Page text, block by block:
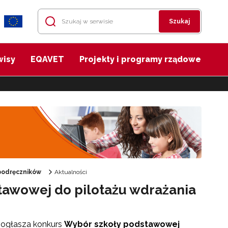
Szukaj
EQAVET Projekty i programy rządowe
Aktualności
do pilotażu wdrażania
konkurs Wybór szkoły podstawowej